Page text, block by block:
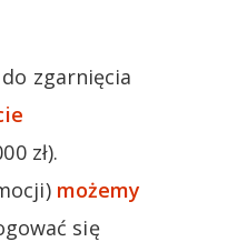
zgarnięcia
zł).
możemy
się